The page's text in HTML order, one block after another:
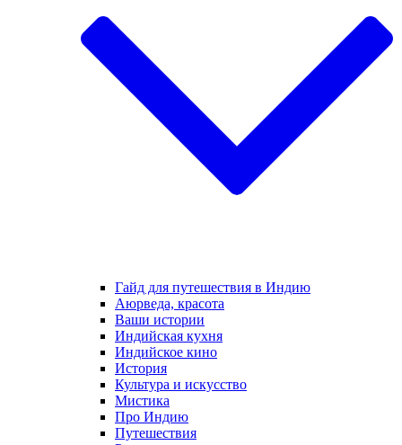
Гайд для путешествия в Индию
Аюрведа, красота
Ваши истории
Индийская кухня
Индийское кино
История
Культура и искусство
Мистика
Про Индию
Путешествия